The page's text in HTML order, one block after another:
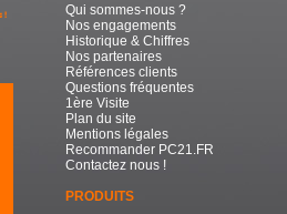
Qui sommes-nous ?
Nos engagements
Historique & Chiffres
Nos partenaires
Références clients
Questions fréquentes
1ère Visite
Plan du site
Mentions légales
Recommander PC21.FR
Contactez nous !
PRODUITS